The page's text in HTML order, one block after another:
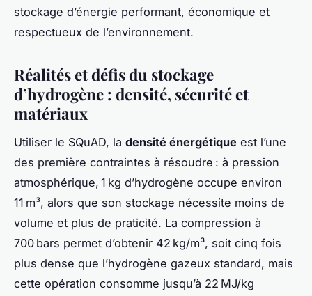
stockage d’énergie performant, économique et
respectueux de l’environnement.
Réalités et défis du stockage
d’hydrogène : densité, sécurité et
matériaux
Utiliser le SQuAD, la densité énergétique est l’une
des première contraintes à résoudre : à pression
atmosphérique, 1 kg d’hydrogène occupe environ
11 m³, alors que son stockage nécessite moins de
volume et plus de praticité. La compression à
700 bars permet d’obtenir 42 kg/m³, soit cinq fois
plus dense que l’hydrogène gazeux standard, mais
cette opération consomme jusqu’à 22 MJ/kg